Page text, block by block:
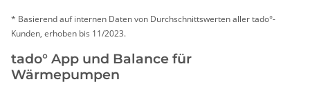
* Basierend auf internen Daten von Durchschnittswerten aller tado°-
Kunden, erhoben bis 11/2023.
tado° App und Balance für
Wärmepumpen